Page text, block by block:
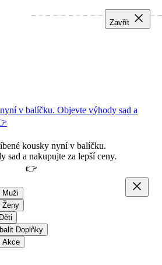
v balíčku. Objevte výhody sad a
kousky nyní v balíčku.
sad a nakupujte za lepší ceny.
👉
Muži
Ženy
Doplňky
Akce
Zavřít
Zavřít
Zavřít